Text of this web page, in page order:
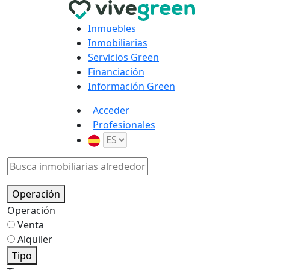
Inmuebles
Inmobiliarias
Servicios Green
Financiación
Información Green
Acceder
Profesionales
Operación
Operación
Venta
Alquiler
Tipo